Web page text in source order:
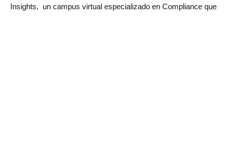
Insights, un campus virtual especializado en Compliance que